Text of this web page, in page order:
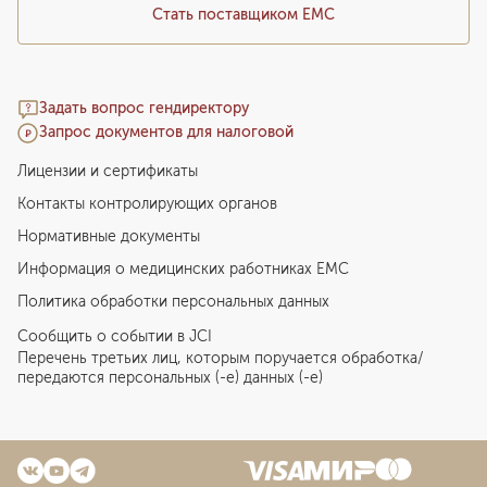
Стать поставщиком ЕМС
Задать вопрос гендиректору
Запрос документов для налоговой
Лицензии и сертификаты
Контакты контролирующих органов
Нормативные документы
Информация о медицинских работниках EMC
Политика обработки персональных данных
Сообщить о событии в JCI
Перечень третьих лиц, которым поручается обработка/
передаются персональных (-е) данных (-е)